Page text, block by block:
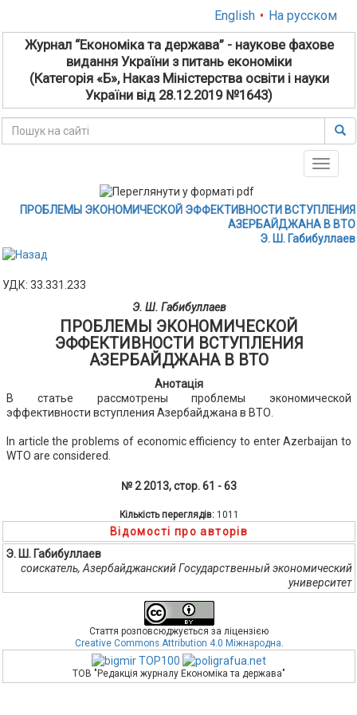
English • На русском
Журнал “Економіка та держава” - наукове фахове
видання України з питань економіки
(Категорія «Б», Наказ Міністерства освіти і науки
України від 28.12.2019 №1643)
Toggle
ПРОБЛЕМЫ ЭКОНОМИЧЕСКОЙ ЭФФЕКТИВНОСТИ ВСТУПЛЕНИЯ
АЗЕРБАЙДЖАНА В ВТО
Э. Ш. Габибуллаев
УДК: 33.331.233
Э. Ш. Габибуллаев
ПРОБЛЕМЫ ЭКОНОМИЧЕСКОЙ
ЭФФЕКТИВНОСТИ ВСТУПЛЕНИЯ
АЗЕРБАЙДЖАНА В ВТО
Анотація
В статье рассмотрены проблемы экономической
эффективности вступления Азербайджана в ВТО.
In article the problems of economic efficiency to enter Azerbaijan to
WTO are considered.
№ 2 2013, стор. 61 - 63
Кількість переглядів: 1011
Відомості про авторів
Э. Ш. Габибуллаев
соискатель, Азербайджанский Государственный экономический
университет
Стаття розповсюджується за ліцензією
Creative Commons Attribution 4.0 Міжнародна
ТОВ "Редакція журналу Економіка та держава"